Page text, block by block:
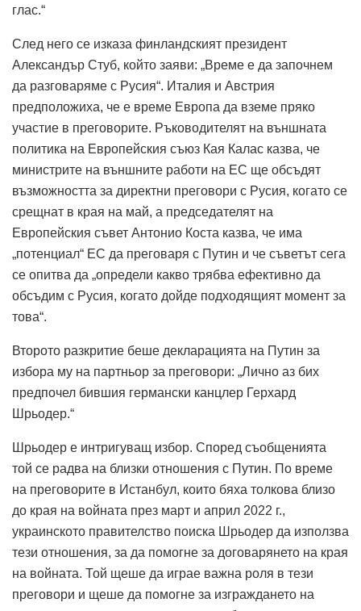
глас.“
След него се изказа финландският президент
Александър Стуб, който заяви: „Време е да започнем
да разговаряме с Русия“. Италия и Австрия
предположиха, че е време Европа да вземе пряко
участие в преговорите. Ръководителят на външната
политика на Европейския съюз Кая Калас казва, че
министрите на външните работи на ЕС ще обсъдят
възможността за директни преговори с Русия, когато се
срещнат в края на май, а председателят на
Европейския съвет Антонио Коста казва, че има
„потенциал“ ЕС да преговаря с Путин и че съветът сега
се опитва да „определи какво трябва ефективно да
обсъдим с Русия, когато дойде подходящият момент за
това“.
Второто разкритие беше декларацията на Путин за
избора му на партньор за преговори: „Лично аз бих
предпочел бившия германски канцлер Герхард
Шрьодер.“
Шрьодер е интригуващ избор. Според съобщенията
той се радва на близки отношения с Путин. По време
на преговорите в Истанбул, които бяха толкова близо
до края на войната през март и април 2022 г.,
украинското правителство поиска Шрьодер да използва
тези отношения, за да помогне за договарянето на края
на войната. Той щеше да играе важна роля в тези
преговори и щеше да помогне за изграждането на